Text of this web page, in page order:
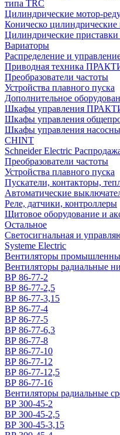
типа TRC
Цилиндрические мотор-
Коническо
Цилиндрические приставки
Вариаторы
Распределение и
Приводная техника
Преобразователи частоты
Устройства плавного пуска
Дополнительное
Шкафы управления
Шкафы управления
Шкафы управления
CHINT
Schneider Electric
Преобразователи частоты
Устройства плавного пуска
Пускатели, контакторы,
Автоматические
Реле, датчики, контроллеры
Щитовое оборудование и
Остальное
Светосигнальная и
Systeme Electric
Вентиляторы
Вентиляторы радиальные
ВР 86-77-2
ВР 86-77-2,5
ВР 86-77-3,15
ВР 86-77-4
ВР 86-77-5
ВР 86-77-6,3
ВР 86-77-8
ВР 86-77-10
ВР 86-77-12
ВР 86-77-12,5
ВР 86-77-16
Вентиляторы радиальные
ВР 300-45-2
ВР 300-45-2,5
ВР 300-45-3,15